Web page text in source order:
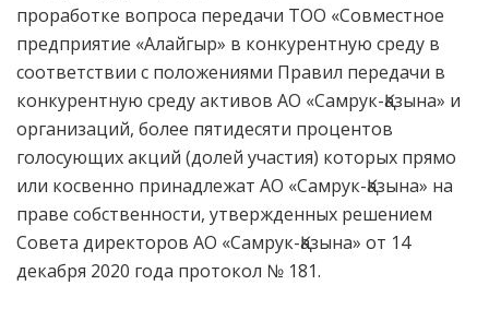
проработке вопроса передачи ТОО «Совместное
предприятие «Алайгыр» в конкурентную среду в
соответствии с положениями Правил передачи в
конкурентную среду активов АО «Самрук-Қазына» и
организаций, более пятидесяти процентов
голосующих акций (долей участия) которых прямо
или косвенно принадлежат АО «Самрук-Қазына» на
праве собственности, утвержденных решением
Совета директоров АО «Самрук-Қазына» от 14
декабря 2020 года протокол № 181.